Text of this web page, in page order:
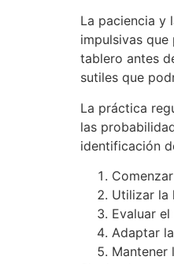
La paciencia y
impulsivas
tablero antes
sutiles que
La práctica
las
identificación
Utilizar la
Evaluar
Adaptar
Mantener